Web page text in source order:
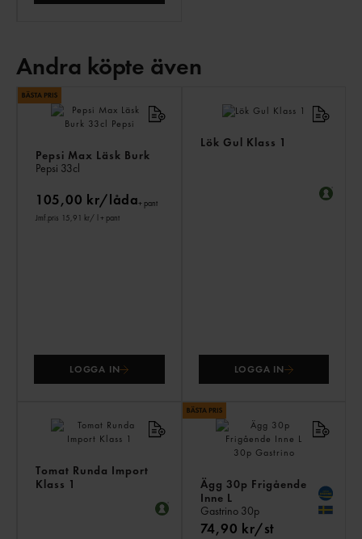
Andra köpte även
Pepsi Max Läsk Burk
Pepsi 33cl
105,00 kr/låda+ pant
Jmf.pris 15,91 kr/ l + pant
LOGGA IN
Lök Gul Klass 1
LOGGA IN
Tomat Runda Import
Klass 1
Ägg 30p Frigående
Inne L
Gastrino 30p
74,90 kr/st